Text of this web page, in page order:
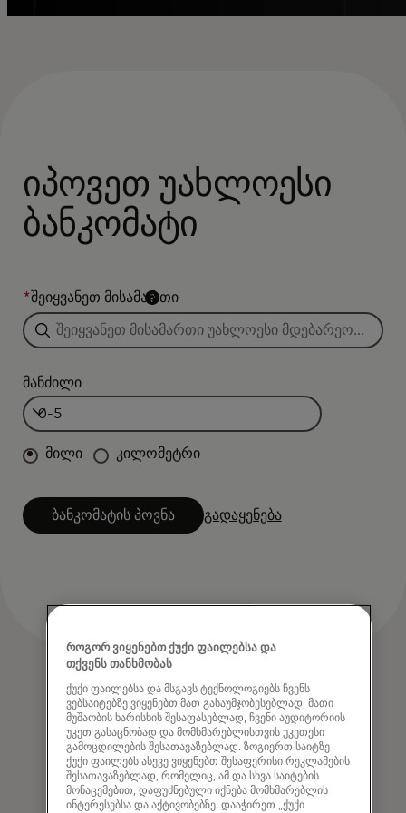
იპოვეთ უახლოესი
ბანკომატი
*შეიყვანეთ მისამართი
მანძილი
მილი კილომეტრი
ბანკომატის პოვნა გადაყენება
როგორ ვიყენებთ ქუქი ფაილებსა და
თქვენს თანხმობას
ქუქი ფაილებსა და მსგავს ტექნოლოგიებს ჩვენს
ვებსაიტებზე ვიყენებთ მათ გასაუმჯობესებლად, მათი
მუშაობის ხარისხის შესაფასებლად, ჩვენი აუდიტორიის
უკეთ გასაცნობად და მომხმარებლისთვის უკეთესი
გამოცდილების შესათავაზებლად. ზოგიერთ საიტზე
ქუქი ფაილებს ასევე ვიყენებთ შესაფერისი რეკლამების
შესათავაზებლად, რომელიც, ამ და სხვა საიტების
მონაცემებით, დაფუძნებული იქნება მომხმარებლის
ინტერესებსა და აქტივობებზე. დააჭირეთ „ქუქი